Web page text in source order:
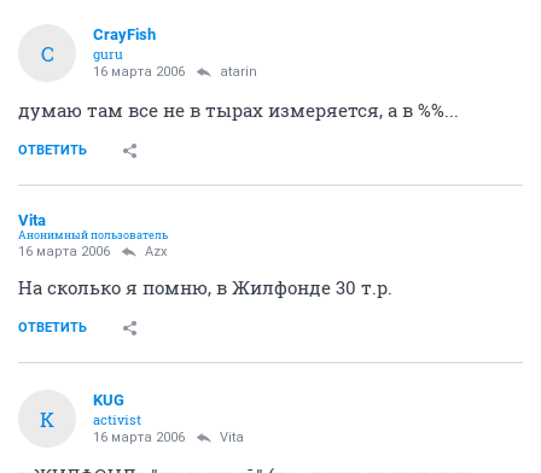
C
CrayFish
guru
16 марта 2006 atarin
думаю там все не в тырах измеряется, а в %%...
ОТВЕТИТЬ
Vita
Анонимный пользователь
16 марта 2006 Azx
На сколько я помню, в Жилфонде 30 т.р.
ОТВЕТИТЬ
K
KUG
activist
16 марта 2006 Vita